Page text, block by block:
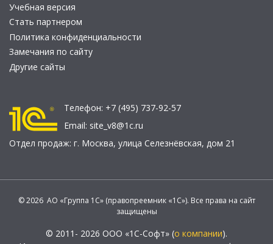
Учебная версия
Стать партнером
Политика конфиденциальности
Замечания по сайту
Другие сайты
Телефон: +7 (495) 737-92-57
Email: site_v8@1c.ru
Отдел продаж: г. Москва, улица Селезнёвская, дом 21
© 2026 АО «Группа 1С» (правопреемник «1С»). Все права на сайт
защищены
© 2011- 2026 ООО «1С-Софт» (о компании).